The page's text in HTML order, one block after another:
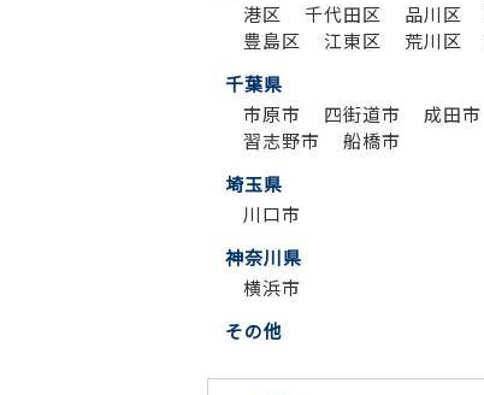
港区
千代田区 品川区
豊島区
江東区 荒川区
千葉県
市原市
四街道市 成田市
習志野市
船橋市
埼玉県
川口市
神奈川県
横浜市
その他